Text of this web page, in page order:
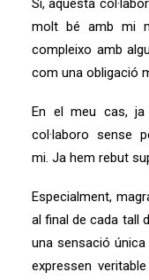
Sí, aquesta
molt bé amb mi
compleixo amb
com una obligació
En el meu cas, ja
col·laboro sense
mi. Ja hem rebut
Especialment,
al final de cada tall
una sensació única
expressen